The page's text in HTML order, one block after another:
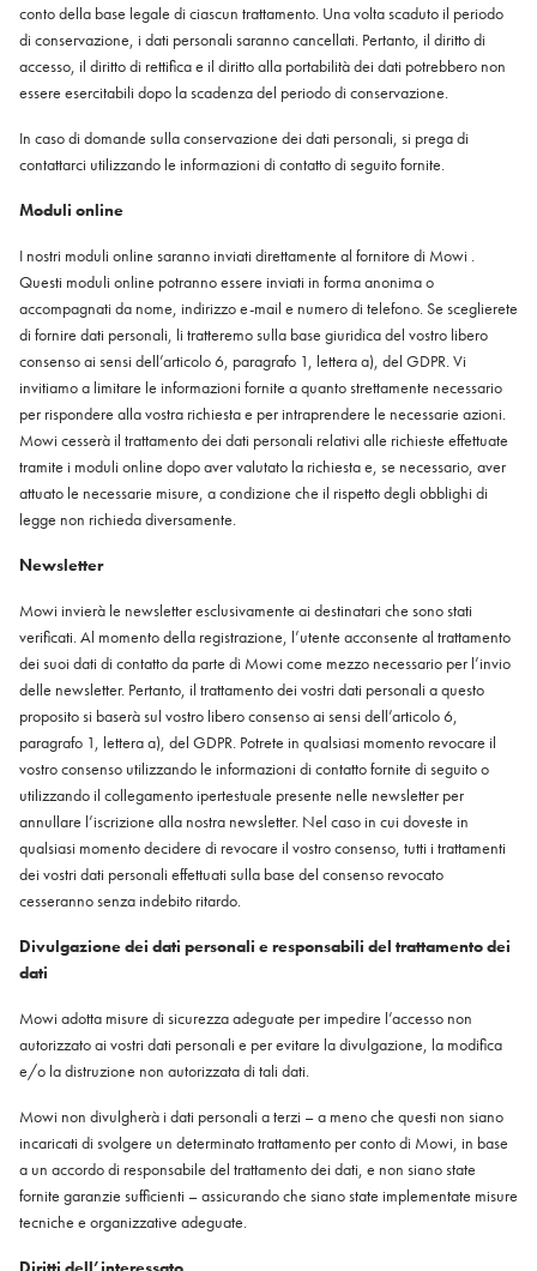
conto della base legale di ciascun trattamento. Una volta scaduto il periodo
di conservazione, i dati personali saranno cancellati. Pertanto, il diritto di
accesso, il diritto di rettifica e il diritto alla portabilità dei dati potrebbero non
essere esercitabili dopo la scadenza del periodo di conservazione.
In caso di domande sulla conservazione dei dati personali, si prega di
contattarci utilizzando le informazioni di contatto di seguito fornite.
Moduli online
I nostri moduli online saranno inviati direttamente al fornitore di Mowi .
Questi moduli online potranno essere inviati in forma anonima o
accompagnati da nome, indirizzo e-mail e numero di telefono. Se sceglierete
di fornire dati personali, li tratteremo sulla base giuridica del vostro libero
consenso ai sensi dell’articolo 6, paragrafo 1, lettera a), del GDPR. Vi
invitiamo a limitare le informazioni fornite a quanto strettamente necessario
per rispondere alla vostra richiesta e per intraprendere le necessarie azioni.
Mowi cesserà il trattamento dei dati personali relativi alle richieste effettuate
tramite i moduli online dopo aver valutato la richiesta e, se necessario, aver
attuato le necessarie misure, a condizione che il rispetto degli obblighi di
legge non richieda diversamente.
Newsletter
Mowi invierà le newsletter esclusivamente ai destinatari che sono stati
verificati. Al momento della registrazione, l’utente acconsente al trattamento
dei suoi dati di contatto da parte di Mowi come mezzo necessario per l’invio
delle newsletter. Pertanto, il trattamento dei vostri dati personali a questo
proposito si baserà sul vostro libero consenso ai sensi dell’articolo 6,
paragrafo 1, lettera a), del GDPR. Potrete in qualsiasi momento revocare il
vostro consenso utilizzando le informazioni di contatto fornite di seguito o
utilizzando il collegamento ipertestuale presente nelle newsletter per
annullare l’iscrizione alla nostra newsletter. Nel caso in cui doveste in
qualsiasi momento decidere di revocare il vostro consenso, tutti i trattamenti
dei vostri dati personali effettuati sulla base del consenso revocato
cesseranno senza indebito ritardo.
Divulgazione dei dati personali e responsabili del trattamento dei
dati
Mowi adotta misure di sicurezza adeguate per impedire l’accesso non
autorizzato ai vostri dati personali e per evitare la divulgazione, la modifica
e/o la distruzione non autorizzata di tali dati.
Mowi non divulgherà i dati personali a terzi – a meno che questi non siano
incaricati di svolgere un determinato trattamento per conto di Mowi, in base
a un accordo di responsabile del trattamento dei dati, e non siano state
fornite garanzie sufficienti – assicurando che siano state implementate misure
tecniche e organizzative adeguate.